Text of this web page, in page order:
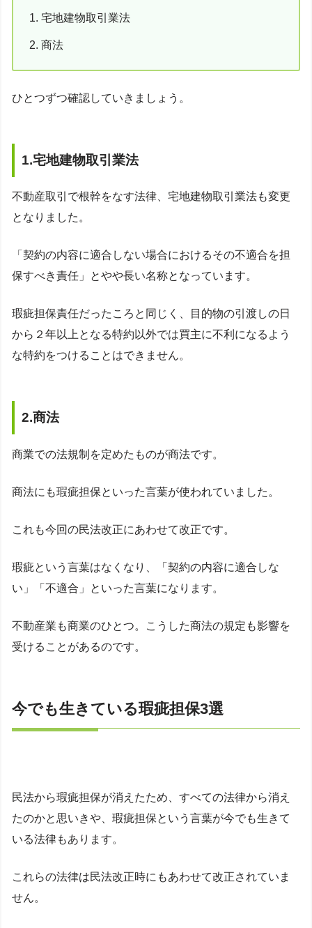
宅地建物取引業法
商法
ひとつずつ確認していきましょう。
1.宅地建物取引業法
不動産取引で根幹をなす法律、宅地建物取引業法も変更
となりました。
「契約の内容に適合しない場合におけるその不適合を担
保すべき責任」とやや長い名称となっています。
瑕疵担保責任だったころと同じく、目的物の引渡しの日
から２年以上となる特約以外では買主に不利になるよう
な特約をつけることはできません。
2.商法
商業での法規制を定めたものが商法です。
商法にも瑕疵担保といった言葉が使われていました。
これも今回の民法改正にあわせて改正です。
瑕疵という言葉はなくなり、「契約の内容に適合しな
い」「不適合」といった言葉になります。
不動産業も商業のひとつ。こうした商法の規定も影響を
受けることがあるのです。
今でも生きている瑕疵担保3選
民法から瑕疵担保が消えたため、すべての法律から消え
たのかと思いきや、瑕疵担保という言葉が今でも生きて
いる法律もあります。
これらの法律は民法改正時にもあわせて改正されていま
せん。